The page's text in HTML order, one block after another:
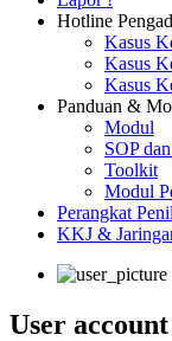
Hotline
Kasus
Kasus
Kasus
Panduan &
Modul
SOP
Toolkit
Modul
Perangkat
KKJ &
User